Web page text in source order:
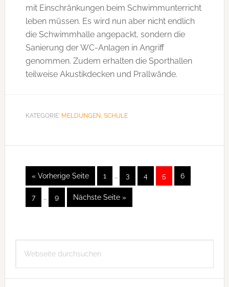
mit Einschränkungen beim Schwimmunterricht
leben müssen. Es wird nun aber nicht endlich
die Schwimmhalle angepackt, sondern die
Sanierung der WC-Anlagen in Angriff
genommen. Zudem erhalten die Sporthallen
teilweise Akustikdecken und Prallwände.
KATEGORIE: MELDUNGEN, SCHULE
« Vorherige Seiteaufrufen
Seite
1 … Seite
3 Seite
4 Seite
5 Seite
6
Seite
7
Weggelassene
… Seite
9 Nächste Seite aufrufen
»
Seitenspalte
durchsuchen